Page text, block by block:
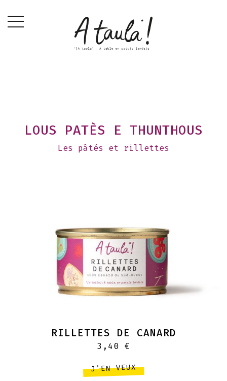
LOUS PATÈS E THUNTHOUS
Les pâtés et rillettes
RILLETTES DE CANARD
3,40 €
J'EN VEUX